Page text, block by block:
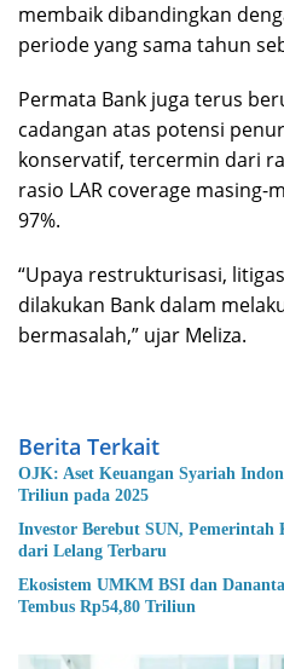
membaik dibandingkan
periode yang sama tahun
Permata Bank juga terus
cadangan atas potensi
konservatif, tercermin dari
rasio LAR coverage masing-
97%.
“Upaya restrukturisasi,
dilakukan Bank dalam
bermasalah,” ujar Meliza.
Berita Terkait
OJK: Aset Keuangan Syariah
Triliun pada 2025
Investor Berebut SUN,
dari Lelang Terbaru
Ekosistem UMKM BSI dan
Tembus Rp54,80 Triliun